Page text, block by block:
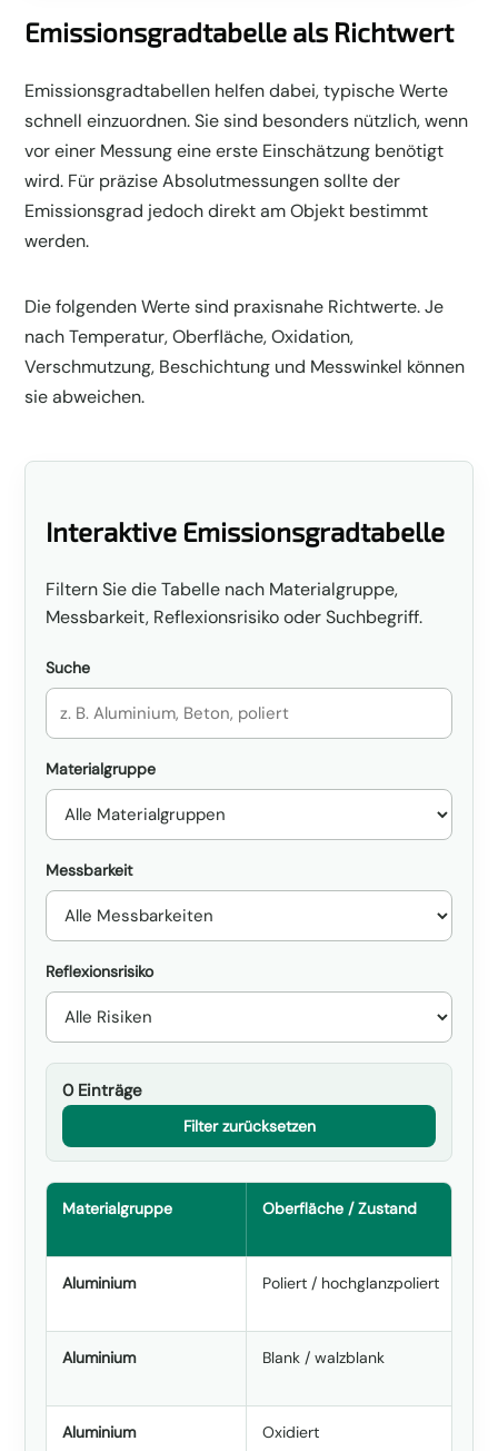
Emissionsgradtabelle als Richtwert
Emissionsgradtabellen helfen dabei, typische Werte
schnell einzuordnen. Sie sind besonders nützlich, wenn
vor einer Messung eine erste Einschätzung benötigt
wird. Für präzise Absolutmessungen sollte der
Emissionsgrad jedoch direkt am Objekt bestimmt
werden.
Die folgenden Werte sind praxisnahe Richtwerte. Je
nach Temperatur, Oberfläche, Oxidation,
Verschmutzung, Beschichtung und Messwinkel können
sie abweichen.
Interaktive Emissionsgradtabelle
Filtern Sie die Tabelle nach Materialgruppe,
Messbarkeit, Reflexionsrisiko oder Suchbegriff.
Suche
Materialgruppe
Messbarkeit
Reflexionsrisiko
0 Einträge
Filter zurücksetzen
Materialgruppe Oberfläche / Zustand
Aluminium Poliert / hochglanzpoliert
Aluminium Blank / walzblank
Aluminium Oxidiert